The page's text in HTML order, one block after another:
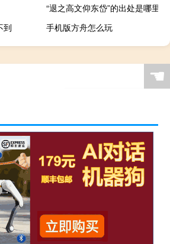
“退之高文仰东岱”的出处是哪里
到
手机版方舟怎么玩
☚